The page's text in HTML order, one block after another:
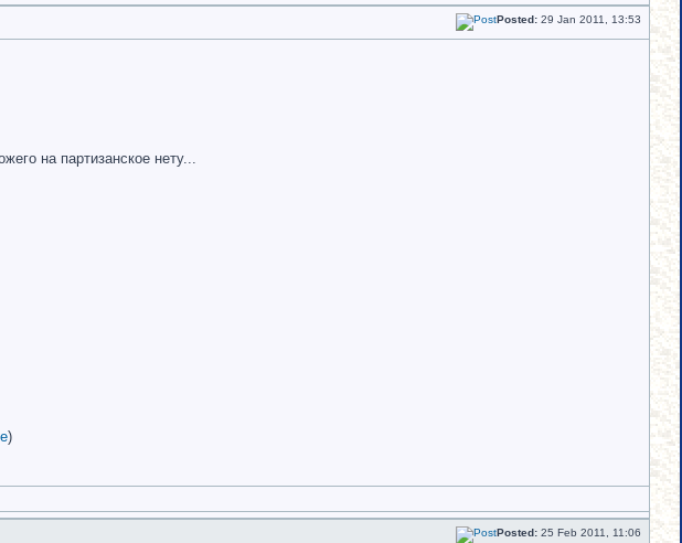
Posted: 29 Jan 2011, 13:53
на партизанское нету...
)
Posted: 25 Feb 2011, 11:06